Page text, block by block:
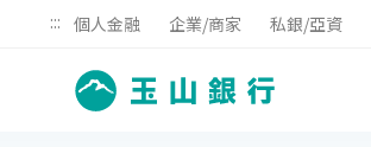
::: 個人金融 企業/商家 私銀/亞資